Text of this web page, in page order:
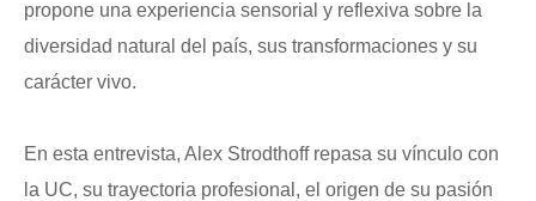
propone una experiencia sensorial y reflexiva sobre la
diversidad natural del país, sus transformaciones y su
carácter vivo.
En esta entrevista, Alex Strodthoff repasa su vínculo con
la UC, su trayectoria profesional, el origen de su pasión